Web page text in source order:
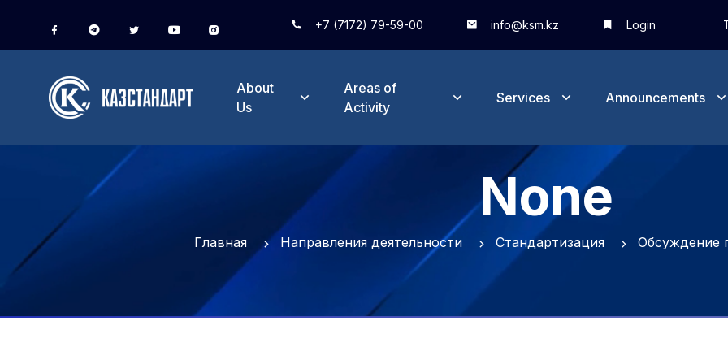
+7 (7172) 79-59-00 info@ksm.kz Login
About
Us
Areas of
Activity
Services Announcements
None
Главная Направления деятельности Стандартизация Обсуждение